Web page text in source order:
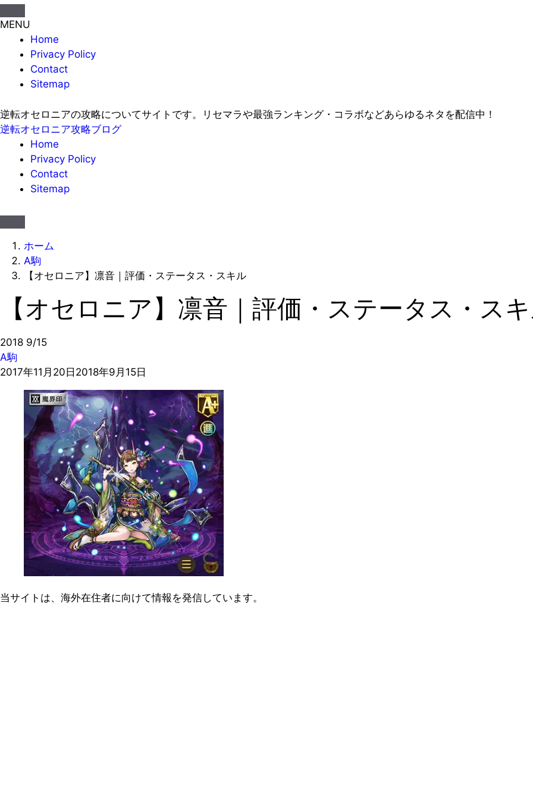
MENU
Home
Privacy Policy
Contact
Sitemap
逆転オセロニアの攻略についてサイトです。リセマラや最強ランキング・コラボなどあらゆるネタを配信中！
逆転オセロニア攻略ブログ
Home
Privacy Policy
Contact
Sitemap
ホーム
A駒
【オセロニア】凛音｜評価・ステータス・スキル
【オセロニア】凛音｜評価・ステータス・ス
2018 9/15
A駒
2017年11月20日 2018年9月15日
当サイトは、海外在住者に向けて情報を発信しています。